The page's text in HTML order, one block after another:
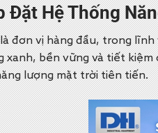
Đặt Hệ Thống
đơn vị hàng đầu, trong
xanh, bền vững và tiết
lượng mặt trời tiên tiến.